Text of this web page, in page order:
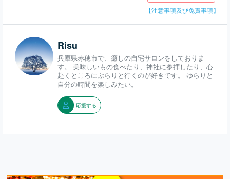
【注意事項及び免責事項】
Risu
兵庫県赤穂市で、癒しの自宅サロンをしておりま
す。 美味しいもの食べたり、神社に参拝したり、心
赴くところにぶらりと行くのが好きです。 ゆらりと
自分の時間を楽しみたい。
応援する